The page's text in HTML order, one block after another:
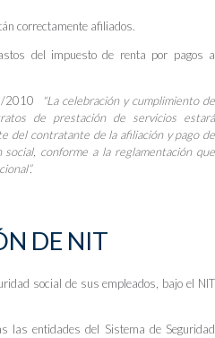
correctamente afiliados.
del impuesto de renta por pagos a
2010
"La celebración y cumplimiento de
de prestación de servicios estará
del contratante de la afiliación y pago de
conforme a la reglamentación que
DE NIT
social de sus empleados, bajo el NIT
las entidades del Sistema de Seguridad